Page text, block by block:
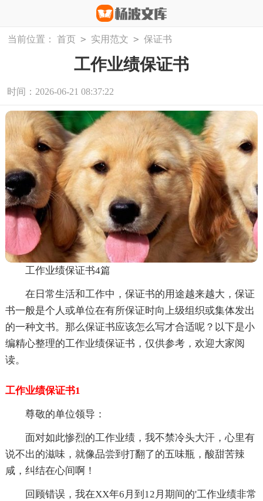
当前位置： 首页 > 实用范文 > 保证书
工作业绩保证书
时间：2026-06-21 08:37:22
工作业绩保证书4篇
在日常生活和工作中，保证书的用途越来越大，保证
书一般是个人或单位在有所保证时向上级组织或集体发出
的一种文书。那么保证书应该怎么写才合适呢？以下是小
编精心整理的工作业绩保证书，仅供参考，欢迎大家阅
读。
工作业绩保证书1
尊敬的单位领导：
面对如此惨烈的工作业绩，我不禁冷头大汗，心里有
说不出的滋味，就像品尝到打翻了的五味瓶，酸甜苦辣
咸，纠结在心间啊！
回顾错误，我在XX年6月到12月期间的'工作业绩非常